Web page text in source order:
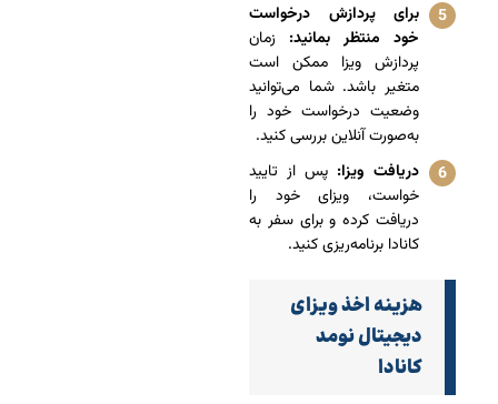
برای پردازش درخواست
خود منتظر بمانید: زمان
پردازش ویزا ممکن است
متغیر باشد. شما می‌توانید
وضعیت درخواست خود را
به‌صورت آنلاین بررسی کنید.
دریافت ویزا: پس از تایید
خواست، ویزای خود را
دریافت کرده و برای سفر به
کانادا برنامه‌ریزی کنید.
هزینه اخذ ویزای
دیجیتال نومد
کانادا